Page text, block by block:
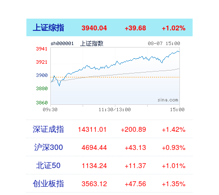
上证综指 3940.04 +39.68 +1.02%
深证成指 14311.01 +200.89 +1.42%
沪深300 4694.44 +43.13 +0.93%
北证50 1134.24 +11.37 +1.01%
创业板指 3563.12 +47.56 +1.35%